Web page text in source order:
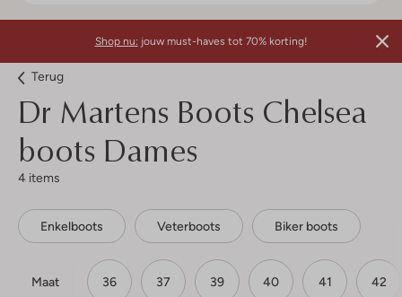
Shop nu: jouw must-haves tot 70% korting!
Terug
Dr Martens Boots Chelsea
boots Dames
4 items
Enkelboots Veterboots Biker boots
Maat 36 37 39 40 41 42